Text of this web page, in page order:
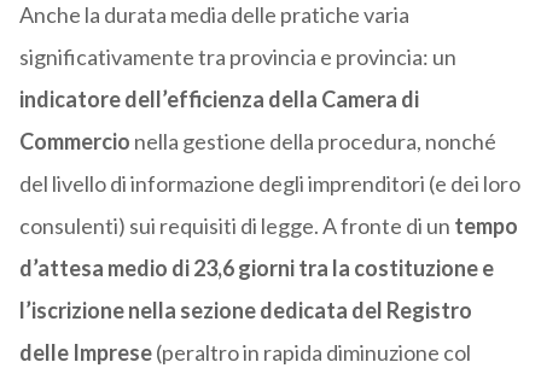
Anche la durata media delle pratiche varia
significativamente tra provincia e provincia: un
indicatore dell’efficienza della Camera di
Commercio nella gestione della procedura, nonché
del livello di informazione degli imprenditori (e dei loro
consulenti) sui requisiti di legge. A fronte di un tempo
d’attesa medio di 23,6 giorni tra la costituzione e
l’iscrizione nella sezione dedicata del Registro
delle Imprese(peraltro in rapida diminuzione col